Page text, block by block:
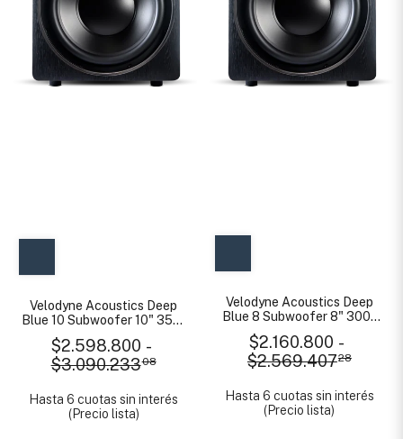
Velodyne Acoustics Deep
Blue 10 Subwoofer 10" 350-
$2.598.800 -
$3.090.23308
Hasta 6 cuotas sin interés
(Precio lista)
Velodyne Acoustics Deep
Blue 8 Subwoofer 8" 300-
$2.160.800 -
$2.569.40728
Hasta 6 cuotas sin interés
(Precio lista)